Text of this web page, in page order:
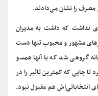
را نشان می‌دادند.
نداشت که داشت به مدیران
مشهور و محبوب تنها دست
گروهی شد که با آنها همسو
تا جایی که کمترین تاثیر را در
انتخاباتی‌اش هم مقبول نبود.